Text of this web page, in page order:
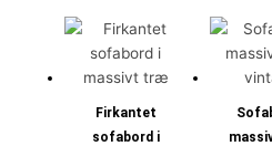
Firkantet
sofabord i